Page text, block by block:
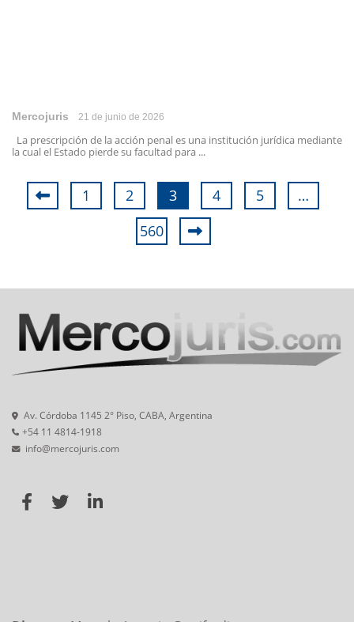
Mercojuris 21 de junio de 2026
La prescripción de la acción penal es una institución jurídica mediante
la cual el Estado pierde su facultad para ...
1 2 3 4 5
…
560
Av. Córdoba 1145 2° Piso, CABA, Argentina
+54 11 4814-1918
info@mercojuris.com